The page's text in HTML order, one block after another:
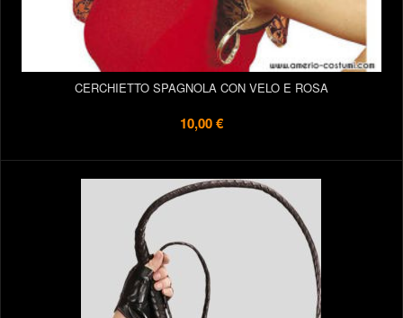
CERCHIETTO SPAGNOLA CON VELO E ROSA
10,00 €